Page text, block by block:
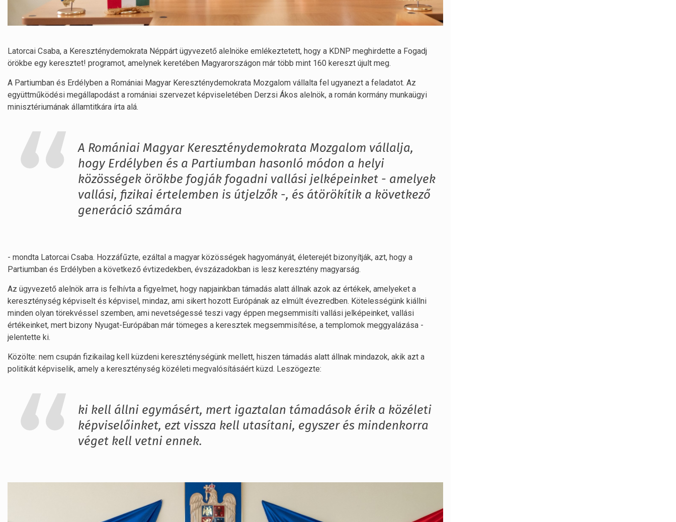
Latorcai Csaba, a Kereszténydemokrata Néppárt ügyvezető alelnöke emlékeztetett, hogy a KDNP meghirdette a Fogadj
örökbe egy keresztet! programot, amelynek keretében Magyarországon már több mint 160 kereszt újult meg.
A Partiumban és Erdélyben a Romániai Magyar Kereszténydemokrata Mozgalom vállalta fel ugyanezt a feladatot. Az
együttműködési megállapodást a romániai szervezet képviseletében Derzsi Ákos alelnök, a román kormány munkaügyi
minisztériumának államtitkára írta alá.
A Romániai Magyar Kereszténydemokrata Mozgalom vállalja,
hogy Erdélyben és a Partiumban hasonló módon a helyi
közösségek örökbe fogják fogadni vallási jelképeinket - amelyek
vallási, fizikai értelemben is útjelzők -, és átörökítik a következő
generáció számára
- mondta Latorcai Csaba. Hozzáfűzte, ezáltal a magyar közösségek hagyományát, életerejét bizonyítják, azt, hogy a
Partiumban és Erdélyben a következő évtizedekben, évszázadokban is lesz keresztény magyarság.
Az ügyvezető alelnök arra is felhívta a figyelmet, hogy napjainkban támadás alatt állnak azok az értékek, amelyeket a
kereszténység képviselt és képvisel, mindaz, ami sikert hozott Európának az elmúlt évezredben. Kötelességünk kiállni
minden olyan törekvéssel szemben, ami nevetségessé teszi vagy éppen megsemmisíti vallási jelképeinket, vallási
értékeinket, mert bizony Nyugat-Európában már tömeges a keresztek megsemmisítése, a templomok meggyalázása -
jelentette ki.
Közölte: nem csupán fizikailag kell küzdeni kereszténységünk mellett, hiszen támadás alatt állnak mindazok, akik azt a
politikát képviselik, amely a kereszténység közéleti megvalósításáért küzd. Leszögezte:
ki kell állni egymásért, mert igaztalan támadások érik a közéleti
képviselőinket, ezt vissza kell utasítani, egyszer és mindenkorra
véget kell vetni ennek.